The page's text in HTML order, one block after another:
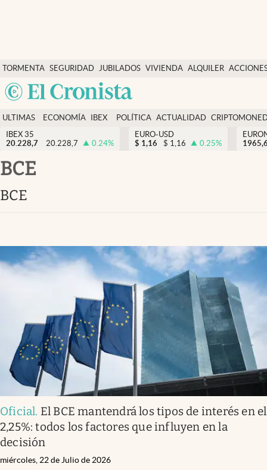
TORMENTA SEGURIDAD
SOCIAL
JUBILADOS VIVIENDA ALQUILER
USA
Economía y finanzas
Política
Actualidad
Criptomonedas
ULTIMAS
NOTICIAS
ECONOMÍA
FINANZAS
IBEX
EURO
POLÍTICA ACTUALIDAD
IBEX 35
20.228,7
20.228,7 0.24%
EURO-USD
$ 1,16 $ 1,16 0.25%
BCE
BCE
Oficial. El BCE mantendrá los tipos de interés en el
2,25%: todos los factores que influyen en la
decisión
miércoles, 22 de Julio de 2026